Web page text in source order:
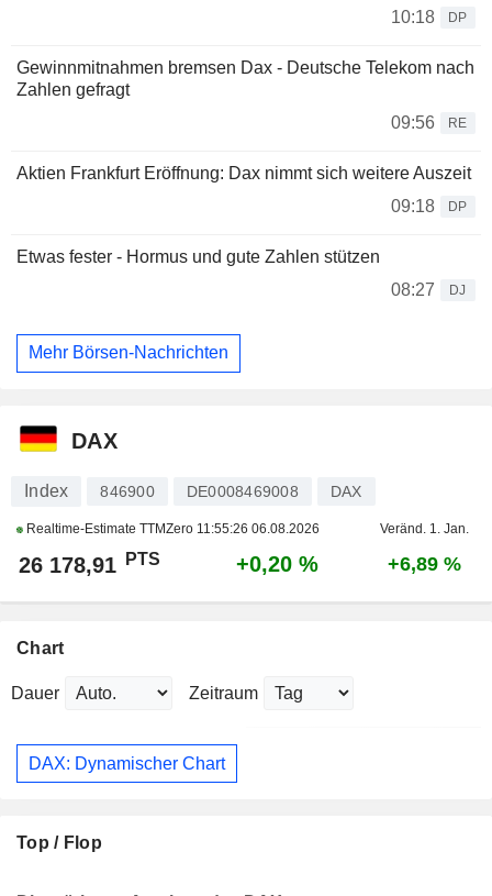
10:18
DP
Gewinnmitnahmen bremsen Dax - Deutsche Telekom nach
Zahlen gefragt
09:56
RE
Aktien Frankfurt Eröffnung: Dax nimmt sich weitere Auszeit
09:18
DP
Etwas fester - Hormus und gute Zahlen stützen
08:27
DJ
Mehr Börsen-Nachrichten
DAX
Index 846900 DE0008469008 DAX
Realtime-Estimate TTMZero 11:55:26 06.08.2026 Veränd. 1. Jan.
26 178,91 PTS +0,20 % +6,89 %
Chart
Dauer Zeitraum
DAX: Dynamischer Chart
Top / Flop